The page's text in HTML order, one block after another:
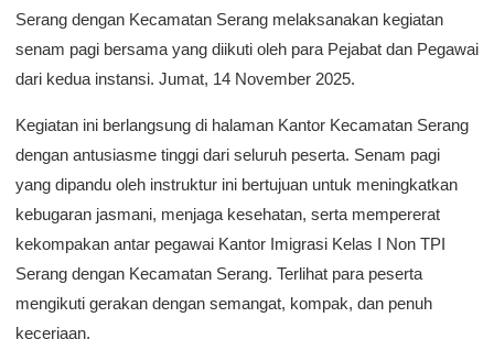
Serang dengan Kecamatan Serang melaksanakan kegiatan
senam pagi bersama yang diikuti oleh para Pejabat dan Pegawai
dari kedua instansi. Jumat, 14 November 2025.
Kegiatan ini berlangsung di halaman Kantor Kecamatan Serang
dengan antusiasme tinggi dari seluruh peserta. Senam pagi
yang dipandu oleh instruktur ini bertujuan untuk meningkatkan
kebugaran jasmani, menjaga kesehatan, serta mempererat
kekompakan antar pegawai Kantor Imigrasi Kelas I Non TPI
Serang dengan Kecamatan Serang. Terlihat para peserta
mengikuti gerakan dengan semangat, kompak, dan penuh
keceriaan.